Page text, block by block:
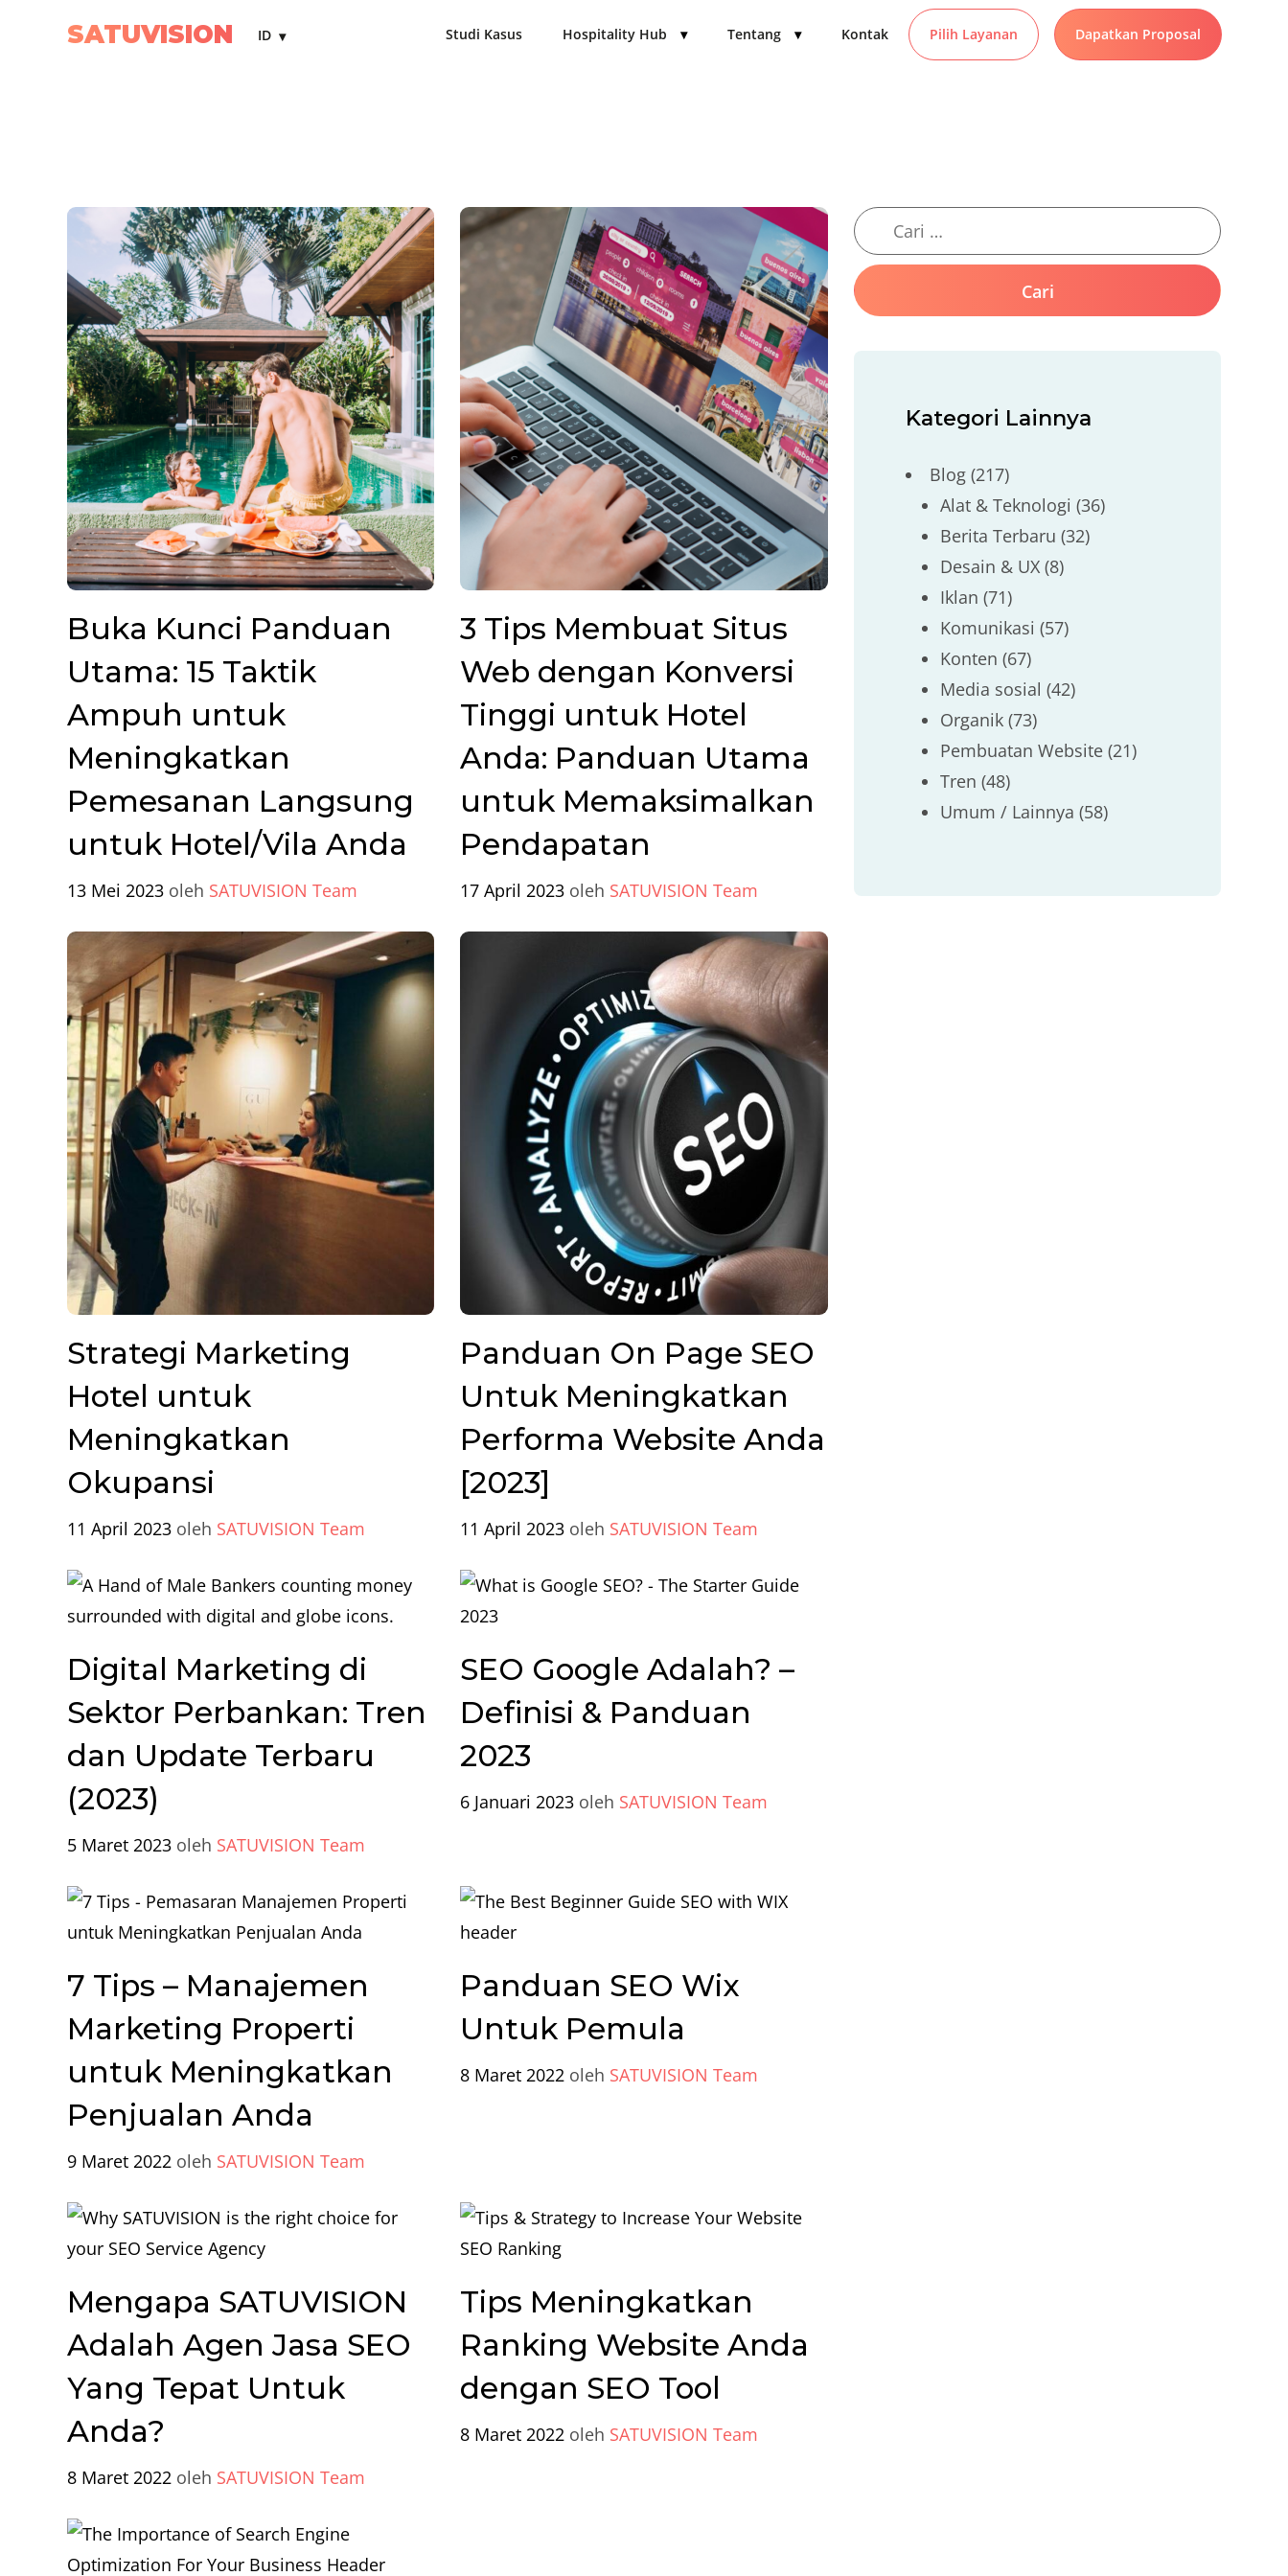
SATUVISION ID Studi Kasus Hospitality Hub ▾ Tentang ▾ Kontak Pilih Layanan Dapatkan Proposal
Buka Kunci Panduan
Utama: 15 Taktik
Ampuh untuk
Meningkatkan
Pemesanan Langsung
untuk Hotel/Vila Anda
13 Mei 2023oleh SATUVISION Team
3 Tips Membuat Situs
Web dengan Konversi
Tinggi untuk Hotel
Anda: Panduan Utama
untuk Memaksimalkan
Pendapatan
17 April 2023 oleh SATUVISION Team
Strategi Marketing
Hotel untuk
Meningkatkan
Okupansi
11 April 2023oleh SATUVISION Team
Panduan On Page SEO
Untuk Meningkatkan
Performa Website Anda
[2023]
11 April 2023 oleh SATUVISION Team
Digital Marketing di
Sektor Perbankan: Tren
dan Update Terbaru
(2023)
5 Maret 2023oleh SATUVISION Team
SEO Google Adalah? –
Definisi & Panduan
2023
6 Januari 2023 oleh SATUVISION Team
7 Tips – Manajemen
Marketing Properti
untuk Meningkatkan
Penjualan Anda
9 Maret 2022oleh SATUVISION Team
Panduan SEO Wix
Untuk Pemula
8 Maret 2022 oleh SATUVISION Team
Mengapa SATUVISION
Adalah Agen Jasa SEO
Yang Tepat Untuk
Anda?
8 Maret 2022oleh SATUVISION Team
Tips Meningkatkan
Ranking Website Anda
dengan SEO Tool
8 Maret 2022 oleh SATUVISION Team
Kategori Lainnya
Blog(217)
Alat & Teknologi (36)
Berita Terbaru (32)
Desain & UX(8)
Iklan (71)
Komunikasi (57)
Konten (67)
Media sosial (42)
Organik(73)
Pembuatan Website(21)
Tren (48)
Umum / Lainnya (58)